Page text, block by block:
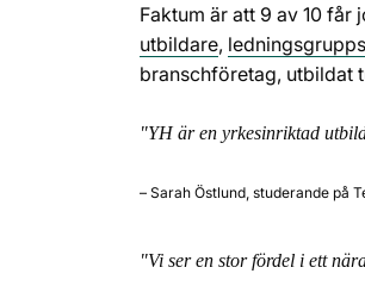
Faktum är att 9 av 10
utbildare,
branschföretag, utbildat
"YH är en yrkesinriktad
– Sarah Östlund, studerande på
"Vi ser en stor fördel i ett